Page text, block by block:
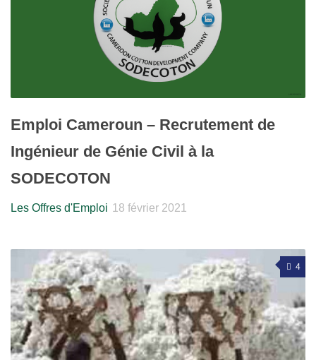
Emploi Cameroun – Recrutement de
Ingénieur de Génie Civil à la
SODECOTON
Les Offres d'Emploi 18 février 2021
4